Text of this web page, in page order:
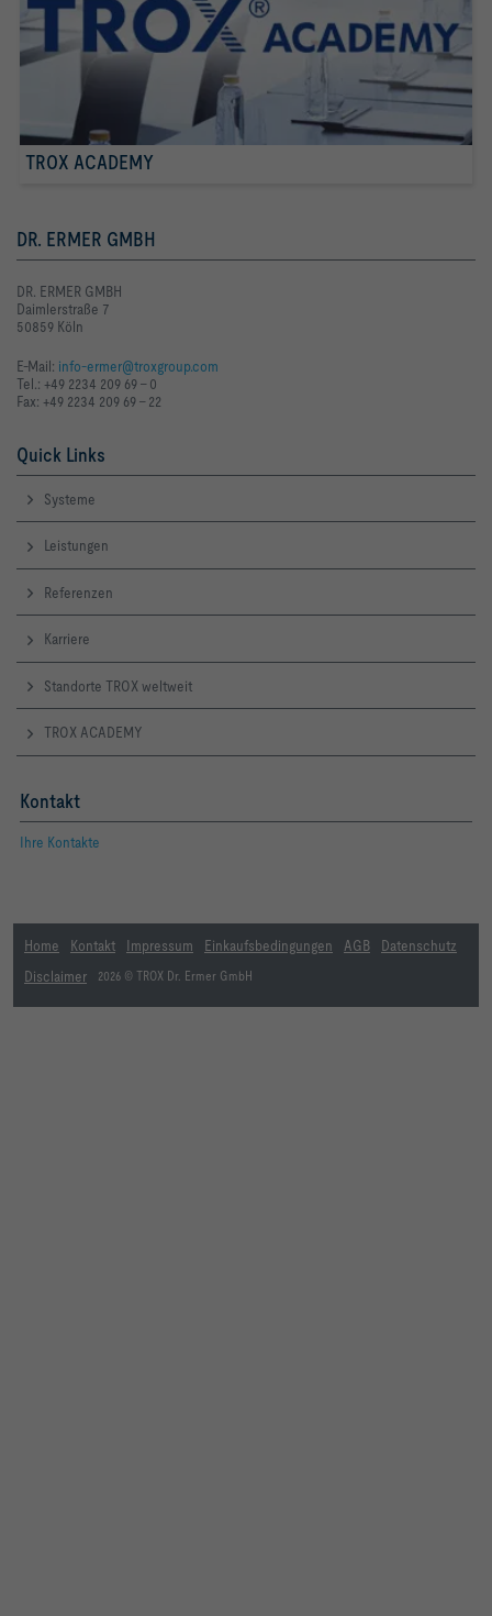
TROX ACADEMY
DR. ERMER GMBH
DR. ERMER GMBH
Daimlerstraße 7
50859 Köln
E-Mail: info-ermer@troxgroup.com
Tel.: +49 2234 209 69 - 0
Fax: +49 2234 209 69 - 22
Quick Links
Systeme
Leistungen
Referenzen
Karriere
Standorte TROX weltweit
TROX ACADEMY
Kontakt
Ihre Kontakte
Home Kontakt Impressum Einkaufsbedingungen AGB
Datenschutz
Disclaimer
2026 © TROX Dr. Ermer GmbH